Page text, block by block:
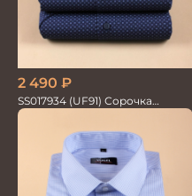
2 490 ₽
SS017934 (UF91) Сорочка
мужская кор. рук. GROSTYLE